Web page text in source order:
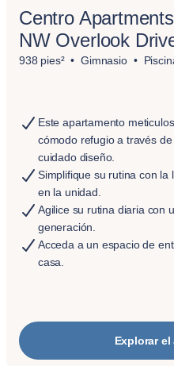
Centro
NW Overlook
938 pies² Gimnasio
Este apartamento
cómodo refugio a través
cuidado diseño.
Simplifique su rutina con
en la unidad.
Agilice su rutina diaria con
generación.
Acceda a un espacio de
casa.
Explorar